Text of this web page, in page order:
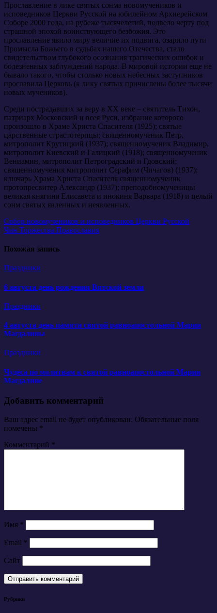
Прославление в лике святых сонма новомучеников и
исповедников Церкви Русской на юбилейном Архиерейском
Соборе 2000 года, на рубеже тысячелетий, подвело черту под
страшной эпохой воинствующего безбожия. Это
прославление явило миру величие их подвига, озарило пути
Промысла Божьего в судьбах нашего Отечества, стало
свидетельством глубокого осознания трагических ошибок и
болезненных заблуждений народа. В мировой истории еще не
бывало такого, чтобы столько новых небесных заступников
прославила Церковь (к лику святых причислены более тысячи
новых мучеников).
Среди пострадавших за веру в ХХ веке – святитель Тихон,
патриарх Московский и всея Руси, избрание которого
произошло в Храме Христа Спасителя (1925); святые
царственные страстотерпцы; священномученик Петр,
митрополит Крутицкий (1937); священномученик Владимир,
митрополит Киевский и Галицкий (1918); священномученик
Вениамин, митрополит Петроградский и Гдовский;
священномученик митрополит Серафим (Чичагов) (1937);
ключарь Храма Христа Спасителя священномученик
протопресвитер Александр (1937); преподобномученицы
великая княгиня Елисавета и инокиня Варвара (1918) и целый
сонм святых явленных и неявленных.
Навигация
по
записям
Собор новомучеников и исповедников Церкви Русской
Чин Торжества Православия
Похожая запись
Праздники
6 августа день рождения Вятской земли
Праздники
4 августа день памяти святой равноапостольной Марии
Магдалины
Праздники
Чудеса по молитвам к святой равноапостольной Марии
Магдалине
Добавить комментарий
Ваш адрес email не будет опубликован. Обязательные поля
помечены *
Комментарий *
Имя *
Email *
Сайт
Рубрики